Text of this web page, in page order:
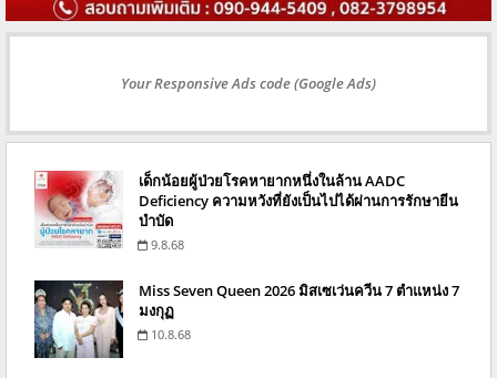
Your Responsive Ads code (Google Ads)
เด็กน้อยผู้ป่วยโรคหายากหนึ่งในล้าน AADC
Deficiency ความหวังที่ยังเป็นไปได้ผ่านการรักษายีน
บำบัด
9.8.68
Miss Seven Queen 2026 มิสเซเว่นควีน 7 ตำแหน่ง 7
มงกุฏ
10.8.68